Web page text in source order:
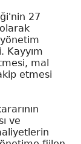
27
Kayyım
mal
etmesi
ve